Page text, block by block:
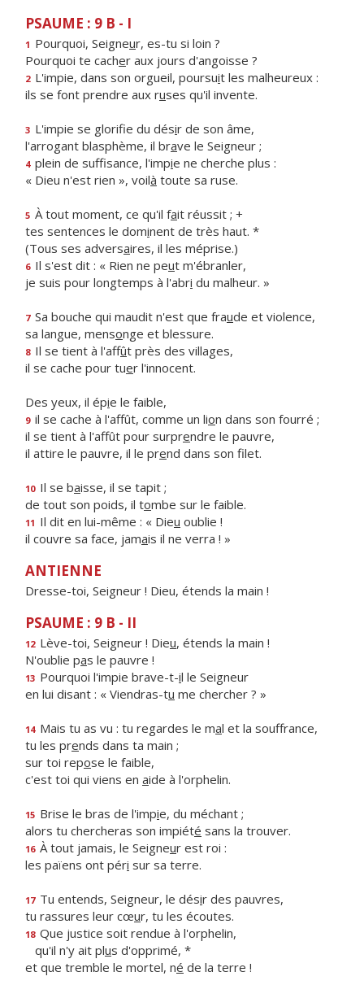
PSAUME : 9 B - I
1 Pourquoi, Seigneur, es-tu si loin ?
Pourquoi te cacher aux jours d'angoisse ?
2 L'impie, dans son orgueil, poursuit les malheureux :
ils se font prendre aux ruses qu'il invente.
3 L'impie se glorifie du désir de son âme,
l'arrogant blasphème, il brave le Seigneur ;
4 plein de suffisance, l'impie ne cherche plus :
« Dieu n'est rien », voilà toute sa ruse.
5 À tout moment, ce qu'il fait réussit ; +
tes sentences le dominent de très haut. *
(Tous ses adversaires, il les méprise.)
6 Il s'est dit : « Rien ne peut m'ébranler,
je suis pour longtemps à l'abri du malheur. »
7 Sa bouche qui maudit n'est que fraude et violence,
sa langue, mensonge et blessure.
8 Il se tient à l'affût près des villages,
il se cache pour tuer l'innocent.
Des yeux, il épie le faible,
9 il se cache à l'affût, comme un lion dans son fourré ;
il se tient à l'affût pour surprendre le pauvre,
il attire le pauvre, il le prend dans son filet.
10 Il se baisse, il se tapit ;
de tout son poids, il tombe sur le faible.
11 Il dit en lui-même : « Dieu oublie !
il couvre sa face, jamais il ne verra ! »
ANTIENNE
Dresse-toi, Seigneur ! Dieu, étends la main !
PSAUME : 9 B - II
12 Lève-toi, Seigneur ! Dieu, étends la main !
N'oublie pas le pauvre !
13 Pourquoi l'impie brave-t-il le Seigneur
en lui disant : « Viendras-tu me chercher ? »
14 Mais tu as vu : tu regardes le mal et la souffrance,
tu les prends dans ta main ;
sur toi repose le faible,
c'est toi qui viens en aide à l'orphelin.
15 Brise le bras de l'impie, du méchant ;
alors tu chercheras son impiété sans la trouver.
16 À tout jamais, le Seigneur est roi :
les païens ont péri sur sa terre.
17 Tu entends, Seigneur, le désir des pauvres,
tu rassures leur cœur, tu les écoutes.
18 Que justice soit rendue à l'orphelin,
qu'il n'y ait plus d'opprimé, *
et que tremble le mortel, né de la terre !